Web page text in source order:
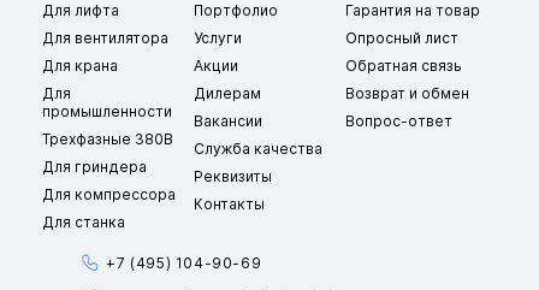
Для лифта
Для вентилятора
Для крана
Для
промышленности
Трехфазные 380В
Для гриндера
Для компрессора
Для станка
Портфолио
Услуги
Акции
Дилерам
Вакансии
Служба качества
Реквизиты
Контакты
Гарантия на товар
Опросный лист
Обратная связь
Возврат и обмен
Вопрос-ответ
+7 (495) 104-90-69